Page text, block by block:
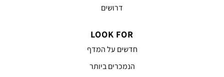
דרושים
LOOK FOR
חדשים על המדף
הנמכרים ביותר